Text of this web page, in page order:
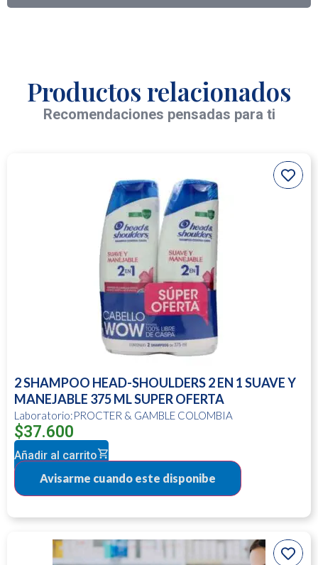
Productos relacionados
Recomendaciones pensadas para ti
2 SHAMPOO HEAD-SHOULDERS 2 EN 1 SUAVE Y
MANEJABLE 375 ML SUPER OFERTA
Laboratorio:PROCTER & GAMBLE COLOMBIA
$37.600
Añadir al carrito